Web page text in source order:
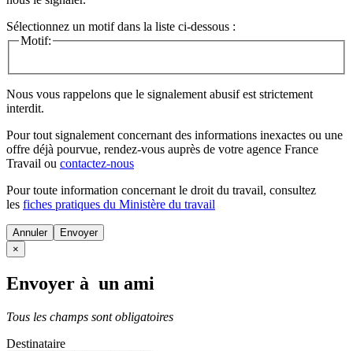
Sélectionnez un motif dans la liste ci-dessous :
Motif:
Nous vous rappelons que le signalement abusif est strictement
interdit.
Pour tout signalement concernant des informations inexactes ou une
offre déjà pourvue, rendez-vous auprès de votre agence France
Travail ou contactez-nous
Pour toute information concernant le droit du travail, consultez
les fiches pratiques du Ministère du travail
Annuler
×
Envoyer à un ami
Tous les champs sont obligatoires
Destinataire